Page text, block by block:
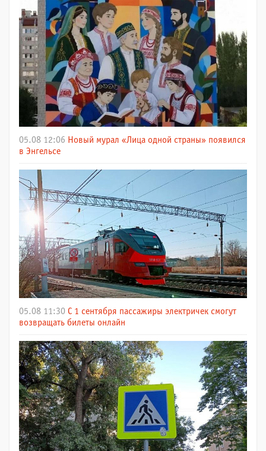
05.08 12:06 Новый мурал «Лица одной страны» появился
в Энгельсе
05.08 11:30 С 1 сентября пассажиры электричек смогут
возвращать билеты онлайн